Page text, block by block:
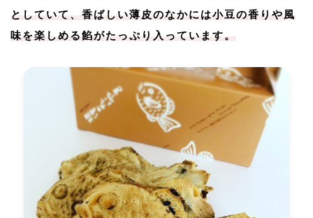
としていて、香ばしい薄皮のなかには小豆の香りや風
味を楽しめる餡がたっぷり入っています。